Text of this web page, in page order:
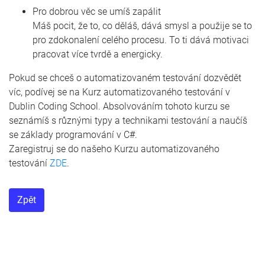
Pro dobrou věc se umíš zapálit
Máš pocit, že to, co děláš, dává smysl a použije se to
pro zdokonalení celého procesu. To ti dává motivaci
pracovat více tvrdě a energicky.
Pokud se chceš o automatizovaném testování dozvědět
víc, podívej se na Kurz automatizovaného testování v
Dublin Coding School. Absolvováním tohoto kurzu se
seznámíš s různými typy a technikami testování a naučíš
se základy programování v C#.
Zaregistruj se do našeho Kurzu automatizovaného
testování ZDE.
Zpět